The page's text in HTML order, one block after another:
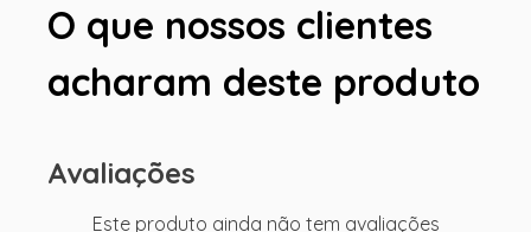
O que nossos clientes
acharam deste produto
Avaliações
Este produto ainda não tem avaliações